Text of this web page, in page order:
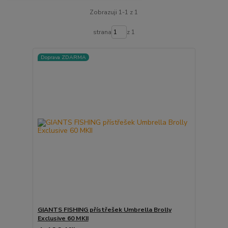
Zobrazuji 1-1 z 1
strana z 1
Doprava ZDARMA
GIANTS FISHING přístřešek Umbrella Brolly
Exclusive 60 MKII